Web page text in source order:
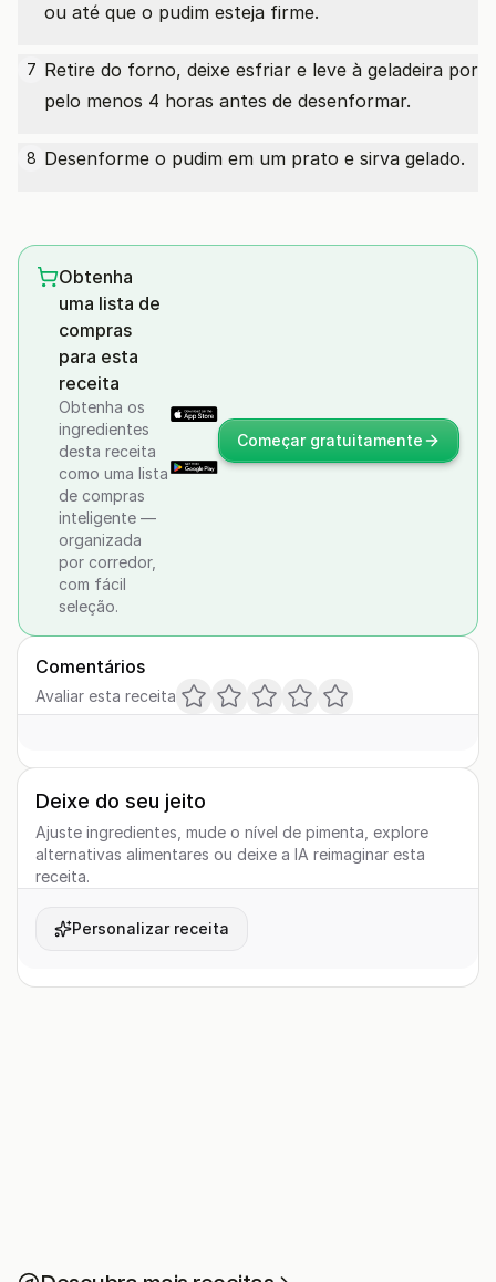
ou até que o pudim esteja firme.
7 Retire do forno, deixe esfriar e leve à geladeira por
pelo menos 4 horas antes de desenformar.
8 Desenforme o pudim em um prato e sirva gelado.
Obtenha
uma lista de
compras
para esta
receita
Obtenha os
ingredientes
desta receita
como uma lista
de compras
inteligente —
organizada
por corredor,
com fácil
seleção.
Começar gratuitamente
Comentários
Avaliar esta receita
Deixe do seu jeito
Ajuste ingredientes, mude o nível de pimenta, explore
alternativas alimentares ou deixe a IA reimaginar esta
receita.
Personalizar receita